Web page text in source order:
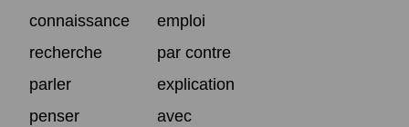
connaissance
emploi
recherche
par contre
parler
explication
penser
avec